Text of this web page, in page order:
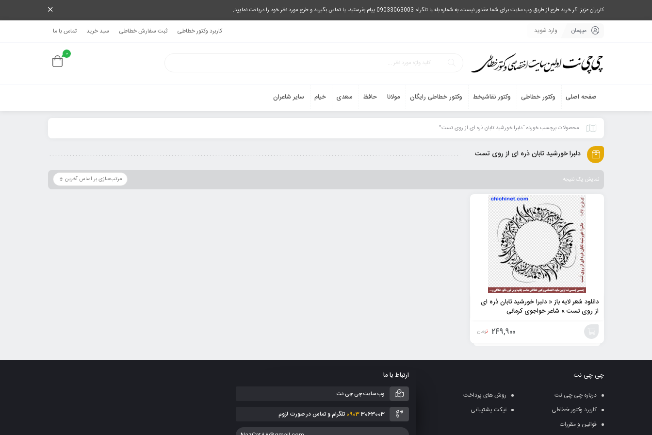
کاربران عزیز اگر خرید طرح از طریق وب سایت برای شما مقدور نیست، به شماره بله یا تلگرام 09033063003 پیام بفرستید، یا تماس بگیرید و طرح مورد نظر خود را دریافت نمایید.
میهمان وارد شوید کاربرد وکتور خطاطی ثبت سفارش خطاطی سبد خرید تماس با ما
0
صفحه اصلی وکتور خطاطی وکتور نقاشیخط وکتور خطاطی رایگان مولانا حافظ سعدی خیام سایر شاعران
محصولات برچسب خورده “دلبرا خورشید تابان ذره ای از روی تست”
دلبرا خورشید تابان ذره ای از روی تست
نمایش یک نتیجه
دانلود شعر لایه باز « دلبرا خورشید تابان ذره ای
از روی تست » شاعر خواجوی کرمانی
249,900 تومان
چی چی نت
درباره چی چی نت
روش های پرداخت
کاربرد وکتور خطاطی
تیکت پشتیبانی
قوانین و مقررات
ارتباط با ما
وب سایت چی چی نت
09033063003 تلگرام و تماس در صورت لزوم